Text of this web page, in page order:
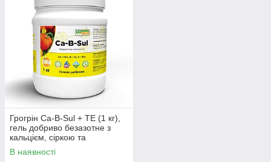
Грогрін Ca-B-Sul + TE (1 кг),
гель добриво безазотне з
кальцієм, сіркою та
осмопротектором
В наявності